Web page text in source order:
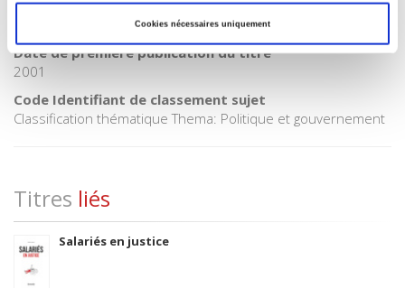
Cookies nécessaires uniquement
CLIL (Version 2013-2019 )
3283 SCIENCES POLITIQUES
Date de première publication du titre
2001
Code Identifiant de classement sujet
Classification thématique Thema: Politique et gouvernement
Titres liés
Salariés en justice